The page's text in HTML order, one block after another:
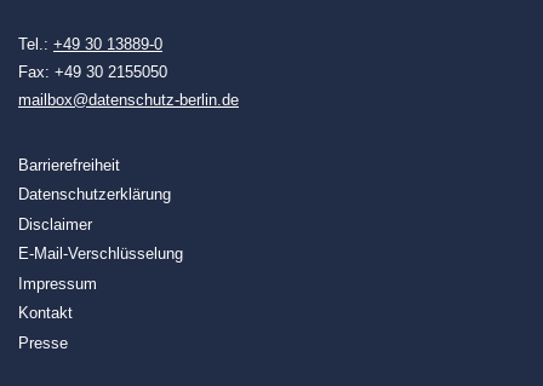
Tel.: +49 30 13889-0
Fax: +49 30 2155050
mailbox@datenschutz-berlin.de
Barrierefreiheit
Datenschutzerklärung
Disclaimer
E-Mail-Verschlüsselung
Impressum
Kontakt
Presse